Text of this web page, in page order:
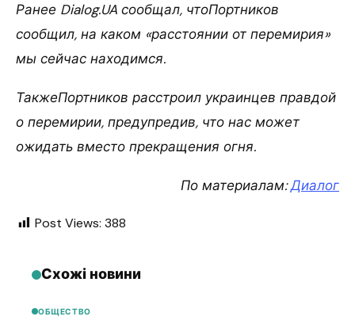
Ранее Dialog.UA сообщал, чтоПортников
сообщил, на каком «расстоянии от перемирия»
мы сейчас находимся.
ТакжеПортников расстроил украинцев правдой
о перемирии, предупредив, что нас может
ожидать вместо прекращения огня.
По материалам:Диалог
Post Views: 388
Схожі новини
ОБЩЕСТВО